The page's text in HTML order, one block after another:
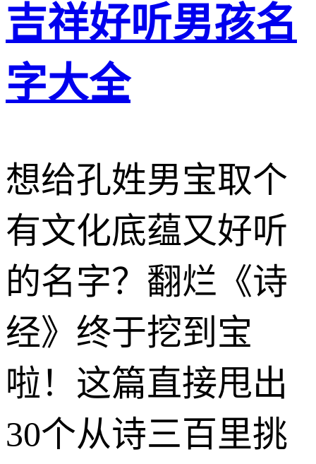
吉祥好听男孩名
字大全
想给孔姓男宝取个
有文化底蕴又好听
的名字？翻烂《诗
经》终于挖到宝
啦！这篇直接甩出
30个从诗三百里挑